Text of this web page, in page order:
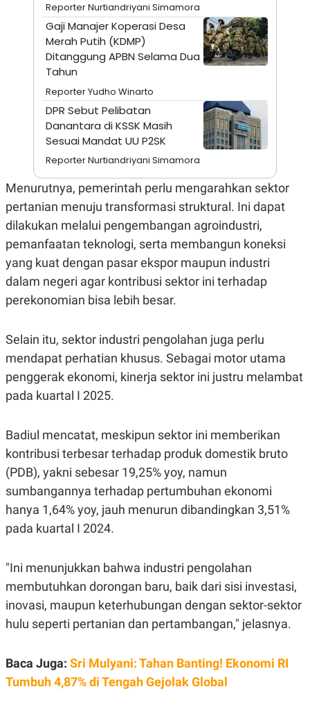
T
R
I
KANAL
U
T
D
A
A
M
E
S
K
T
A
N
V
L
S
U
S
JARINGAN
N
A
N
A
C
M
Y
E
S
R
E
L
E
.
I
Reporter Nurtiandriyani Simamora
Gaji Manajer Koperasi Desa
Merah Putih (KDMP)
Ditanggung APBN Selama Dua
Tahun
Reporter Yudho Winarto
DPR Sebut Pelibatan
Danantara di KSSK Masih
Sesuai Mandat UU P2SK
Reporter Nurtiandriyani Simamora
Menurutnya, pemerintah perlu mengarahkan sektor
pertanian menuju transformasi struktural. Ini dapat
dilakukan melalui pengembangan agroindustri,
pemanfaatan teknologi, serta membangun koneksi
yang kuat dengan pasar ekspor maupun industri
dalam negeri agar kontribusi sektor ini terhadap
perekonomian bisa lebih besar.
Selain itu, sektor industri pengolahan juga perlu
mendapat perhatian khusus. Sebagai motor utama
penggerak ekonomi, kinerja sektor ini justru melambat
pada kuartal I 2025.
Badiul mencatat, meskipun sektor ini memberikan
kontribusi terbesar terhadap produk domestik bruto
(PDB), yakni sebesar 19,25% yoy, namun
sumbangannya terhadap pertumbuhan ekonomi
hanya 1,64% yoy, jauh menurun dibandingkan 3,51%
pada kuartal I 2024.
"Ini menunjukkan bahwa industri pengolahan
membutuhkan dorongan baru, baik dari sisi investasi,
inovasi, maupun keterhubungan dengan sektor-sektor
hulu seperti pertanian dan pertambangan," jelasnya.
Baca Juga: Sri Mulyani: Tahan Banting! Ekonomi RI
Tumbuh 4,87% di Tengah Gejolak Global